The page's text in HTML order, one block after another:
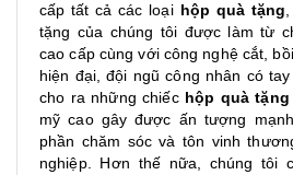
cấp tất cả các loại hộp quà tặng
tặng của chúng tôi được làm từ
cao cấp cùng với công nghệ cắt,
hiện đại, đội ngũ công nhân có
cho ra những chiếchộp quà tặng
mỹ cao gây được ấn tượng
phần chăm sóc và tôn vinh
nghiệp. Hơn thế nữa, chúng tôi